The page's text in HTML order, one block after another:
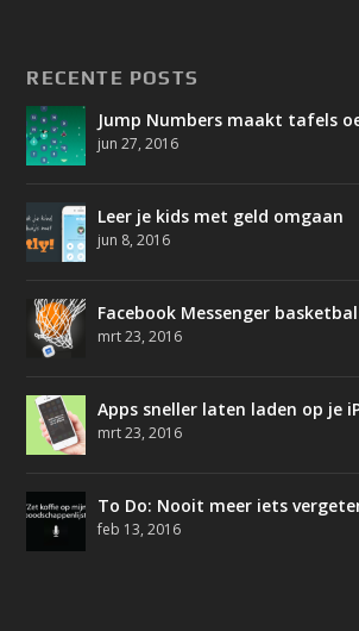
RECENTE POSTS
Jump Numbers maakt tafels
jun 27, 2016
Leer je kids met geld omgaan
jun 8, 2016
Facebook Messenger
mrt 23, 2016
Apps sneller laten laden op je
mrt 23, 2016
To Do: Nooit meer iets
feb 13, 2016